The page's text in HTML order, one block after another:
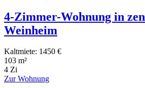
4-Zimmer-Wohnung in
Weinheim
Kaltmiete: 1450 €
103 m²
4 Zi
Zur Wohnung